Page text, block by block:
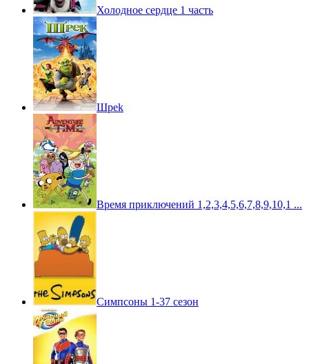
Холодное сердце 1 часть
Шpek
Время приключений 1,2,3,4,5,6,7,8,9,10,1 ...
Симпсоны 1-37 сезон